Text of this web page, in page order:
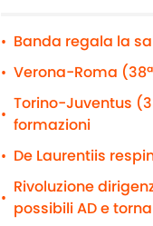
• Banda regala la
• Verona-Roma
•
Torino-Juventus
formazioni
• De Laurentiis
•
Rivoluzione
possibili AD e